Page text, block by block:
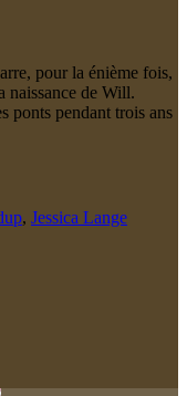
pour la énième fois,
naissance de Will.
ponts pendant trois ans
, Jessica Lange